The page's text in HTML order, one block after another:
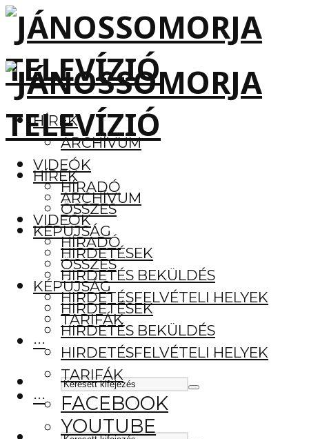
HÍREK
ARCHÍVUM
VIDEÓK
HÍRADÓ
ÖSSZES
KÉPÚJSÁG
HIRDETÉSEK
HIRDETÉS BEKÜLDÉS
HIRDETÉSFELVÉTELI HELYEK
TARIFÁK
···
FACEBOOK
YOUTUBE
HÍREK
ARCHÍVUM
VIDEÓK
HÍRADÓ
ÖSSZES
KÉPÚJSÁG
HIRDETÉSEK
HIRDETÉS BEKÜLDÉS
HIRDETÉSFELVÉTELI HELYEK
TARIFÁK
···